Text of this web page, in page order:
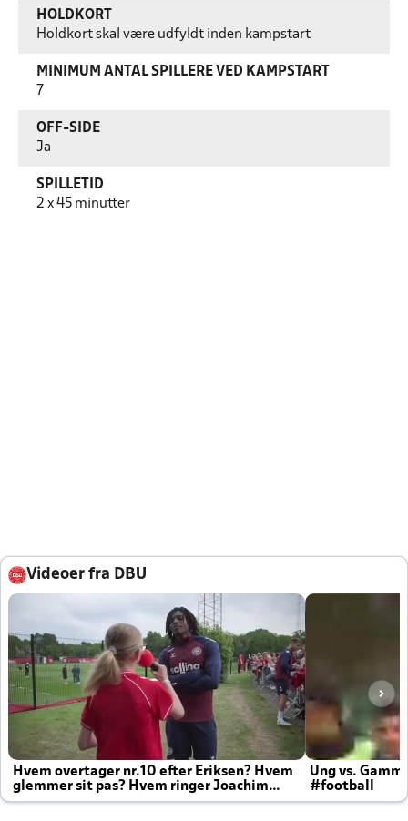
HOLDKORT
Holdkort skal være udfyldt inden kampstart
MINIMUM ANTAL SPILLERE VED KAMPSTART
7
OFF-SIDE
Ja
SPILLETID
2 x 45 minutter
Videoer fra DBU
Hvem overtager nr.10 efter Eriksen? Hvem
glemmer sit pas? Hvem ringer Joachim
altid til efter kampe?
Ung vs.
#football